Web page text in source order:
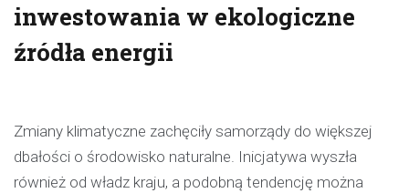
inwestowania w ekologiczne
źródła energii
Zmiany klimatyczne zachęciły samorządy do większej
dbałości o środowisko naturalne. Inicjatywa wyszła
również od władz kraju, a podobną tendencję można